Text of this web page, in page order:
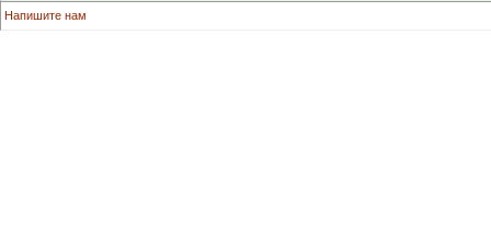
Напишите нам